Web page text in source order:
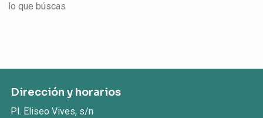
lo que búscas
Dirección y horarios
Pl. Eliseo Vives, s/n